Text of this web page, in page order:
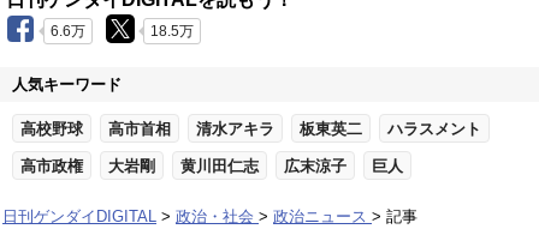
6.6万 18.5万
人気キーワード
高校野球 高市首相 清水アキラ 板東英二 ハラスメント
高市政権 大岩剛 黄川田仁志 広末涼子 巨人
日刊ゲンダイDIGITAL 政治・社会 政治ニュース 記事